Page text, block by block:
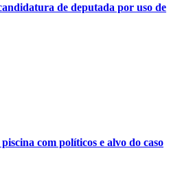
de deputada por uso de
com políticos e alvo do caso